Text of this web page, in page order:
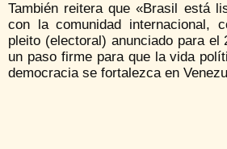
También reitera que «Brasil está
con la comunidad internacional,
pleito (electoral) anunciado para el
un paso firme para que la vida
democracia se fortalezca en